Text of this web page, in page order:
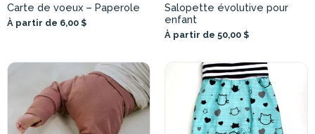
Carte de voeux – Paperole
À partir de 6,00 $
Salopette évolutive pour
enfant
À partir de 50,00 $